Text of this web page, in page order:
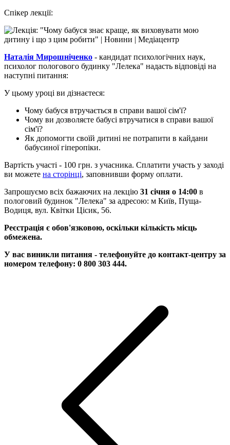
Спікер лекції:
Наталія Мирошніченко - кандидат психологічних наук,
психолог пологового будинку "Лелека" надасть відповіді на
наступні питання:
У цьому уроці ви дізнаєтеся:
Чому бабуся втручається в справи вашої сім'ї?
Чому ви дозволяєте бабусі втручатися в справи вашої
сім'ї?
Як допомогти своїй дитині не потрапити в кайдани
бабусиної гіперопіки.
Вартість участі - 100 грн. з учасника. Сплатити участь у заході
ви можете на сторінці, заповнивши форму оплати.
Запрошуємо всіх бажаючих на лекцію 31 січня о 14:00 в
пологовий будинок "Лелека" за адресою: м Київ, Пуща-
Водиця, вул. Квітки Цісик, 56.
Реєстрація є обов'язковою, оскільки кількість місць
обмежена.
У вас виникли питання - телефонуйте до контакт-центру за
номером телефону: 0 800 303 444.